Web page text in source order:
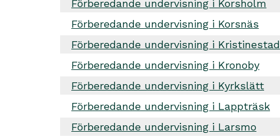
Förberedande undervisning i Korsholm
Förberedande undervisning i Korsnäs
Förberedande undervisning i Kristinestad
Förberedande undervisning i Kronoby
Förberedande undervisning i Kyrkslätt
Förberedande undervisning i Lappträsk
Förberedande undervisning i Larsmo